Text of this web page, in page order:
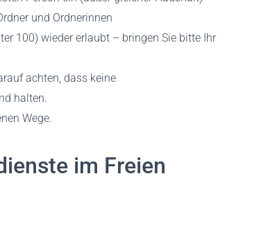
und Ordnerinnen
100) wieder erlaubt – bringen Sie bitte Ihr
achten, dass keine
halten.
Wege.
im Freien